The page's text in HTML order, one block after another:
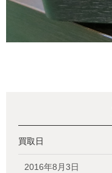
買取日
2016年8月3日